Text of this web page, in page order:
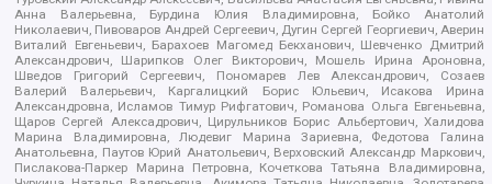
Анна Валерьевна, Бурдина Юлия Владимировна, Бойко Анатолий
Николаевич, Пивоваров Андрей Сергеевич, Дугин Сергей Георгиевич, Аверин
Виталий Евгеньевич, Барахоев Магомед Бекханович, Шевченко Дмитрий
Александрович, Шарипков Олег Викторович, Мошель Ирина Ароновна,
Шведов Григорий Сергеевич, Пономарев Лев Александрович, Созаев
Валерий Валерьевич, Каргалицкий Борис Юльевич, Исакова Ирина
Александровна, Исламов Тимур Рифгатович, Романова Ольга Евгеньевна,
Щаров Сергей Алексадрович, Цирульников Борис Альбертович, Халидова
Марина Владимировна, Людевиг Марина Зариевна, Федотова Галина
Анатольевна, Паутов Юрий Анатольевич, Верховский Александр Маркович,
Пислакова-Паркер Марина Петровна, Кочеткова Татьяна Владимировна,